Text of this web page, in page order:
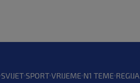
SVIJET SPORT VRIJEME N1 TEME REGIJA